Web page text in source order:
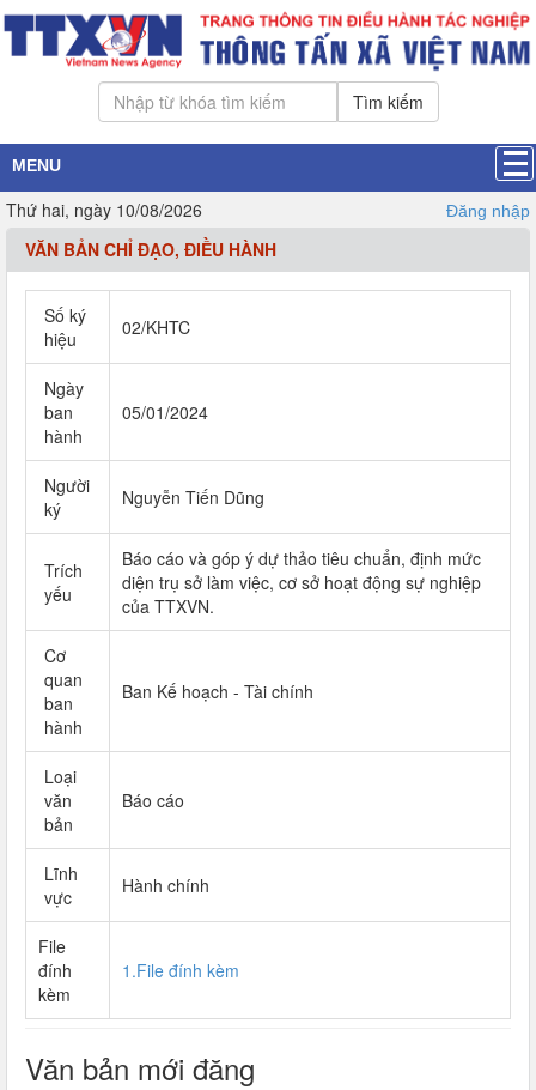
Tìm kiếm
MENU
Thứ hai, ngày 10/08/2026 Đăng nhập
VĂN BẢN CHỈ ĐẠO, ĐIỀU HÀNH
Số ký
hiệu
02/KHTC
Ngày
ban
hành
05/01/2024
Người
ký
Nguyễn Tiến Dũng
Trích
yếu
Báo cáo và góp ý dự thảo tiêu chuẩn, định mức
diện trụ sở làm việc, cơ sở hoạt động sự nghiệp
của TTXVN.
Cơ
quan
ban
hành
Ban Kế hoạch - Tài chính
Loại
văn
bản
Báo cáo
Lĩnh
vực
Hành chính
File
đính
kèm
1.File đính kèm
Văn bản mới đăng